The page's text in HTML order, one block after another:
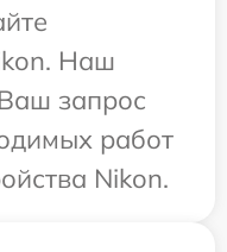
Наш
запрос
работ
Nikon.